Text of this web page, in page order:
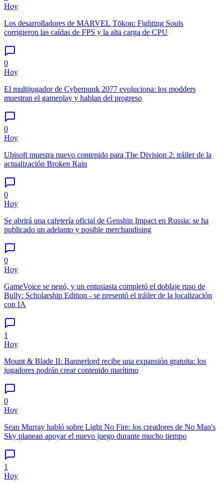
Hoy
Los desarrolladores de MARVEL Tōkon: Fighting Souls
corrigieron las caídas de FPS y la alta carga de CPU
0
Hoy
El multijugador de Cyberpunk 2077 evoluciona: los modders
muestran el gameplay y hablan del progreso
0
Hoy
Ubisoft muestra nuevo contenido para The Division 2: tráiler de la
actualización Broken Rain
0
Hoy
Se abrirá una cafetería oficial de Genshin Impact en Russia: se ha
publicado un adelanto y posible merchandising
0
Hoy
GameVoice se negó, y un entusiasta completó el doblaje ruso de
Bully: Scholarship Edition - se presentó el tráiler de la localización
con IA
1
Hoy
Mount & Blade II: Bannerlord recibe una expansión gratuita: los
jugadores podrán crear contenido marítimo
0
Hoy
Sean Murray habló sobre Light No Fire: los creadores de No Man's
Sky planean apoyar el nuevo juego durante mucho tiempo
1
Hoy